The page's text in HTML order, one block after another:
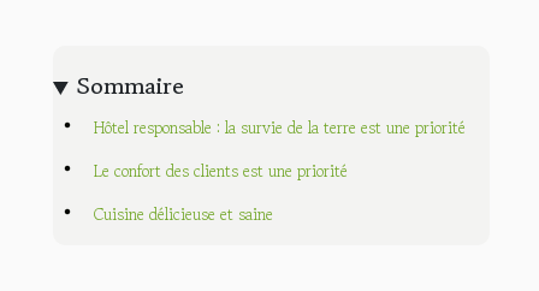
Sommaire
Hôtel responsable : la survie de la terre est une priorité
Le confort des clients est une priorité
Cuisine délicieuse et saine